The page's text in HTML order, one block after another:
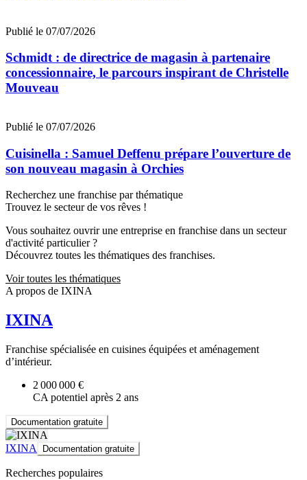
Publié le 07/07/2026
Schmidt : de directrice de magasin à partenaire
concessionnaire, le parcours inspirant de Christelle
Mouveau
Publié le 07/07/2026
Cuisinella : Samuel Deffenu prépare l’ouverture de
son nouveau magasin à Orchies
Recherchez une franchise par thématique
Trouvez le secteur de vos rêves !
Vous souhaitez ouvrir une entreprise en franchise dans un secteur
d'activité particulier ?
Découvrez toutes les thématiques des franchises.
Voir toutes les thématiques
A propos de IXINA
IXINA
Franchise spécialisée en cuisines équipées et aménagement
d’intérieur.
2 000 000 €
CA potentiel après 2 ans
Documentation gratuite
IXINA Documentation gratuite
Recherches populaires